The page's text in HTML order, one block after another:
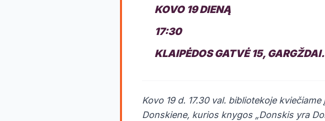
KOVO 19 DIENĄ
17:30
KLAIPĖDOS GATVĖ 15, GARGŽDAI.
Kovo 19 d. 17.30 val. bibliotekoje
Donskiene, kurios knygos „Donskis yra